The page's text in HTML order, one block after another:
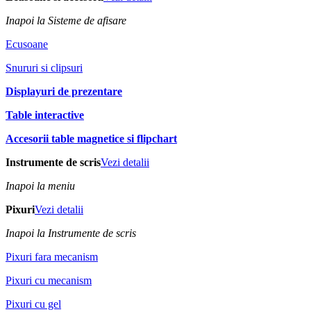
Inapoi la Sisteme de afisare
Ecusoane
Snururi si clipsuri
Displayuri de prezentare
Table interactive
Accesorii table magnetice si flipchart
Instrumente de scrisVezi detalii
Inapoi la meniu
PixuriVezi detalii
Inapoi la Instrumente de scris
Pixuri fara mecanism
Pixuri cu mecanism
Pixuri cu gel